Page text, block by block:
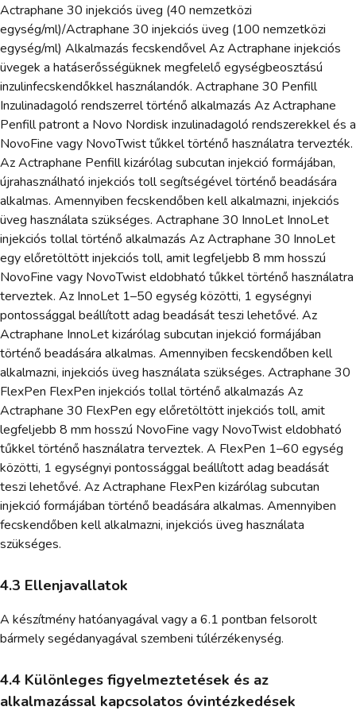
Actraphane 30 injekciós üveg (40 nemzetközi
egység/ml)/Actraphane 30 injekciós üveg (100 nemzetközi
egység/ml) Alkalmazás fecskendővel Az Actraphane injekciós
üvegek a hatáserősségüknek megfelelő egységbeosztású
inzulinfecskendőkkel használandók. Actraphane 30 Penfill
Inzulinadagoló rendszerrel történő alkalmazás Az Actraphane
Penfill patront a Novo Nordisk inzulinadagoló rendszerekkel és a
NovoFine vagy NovoTwist tűkkel történő használatra tervezték.
Az Actraphane Penfill kizárólag subcutan injekció formájában,
újrahasználható injekciós toll segítségével történő beadására
alkalmas. Amennyiben fecskendőben kell alkalmazni, injekciós
üveg használata szükséges. Actraphane 30 InnoLet InnoLet
injekciós tollal történő alkalmazás Az Actraphane 30 InnoLet
egy előretöltött injekciós toll, amit legfeljebb 8 mm hosszú
NovoFine vagy NovoTwist eldobható tűkkel történő használatra
terveztek. Az InnoLet 1–50 egység közötti, 1 egységnyi
pontossággal beállított adag beadását teszi lehetővé. Az
Actraphane InnoLet kizárólag subcutan injekció formájában
történő beadására alkalmas. Amennyiben fecskendőben kell
alkalmazni, injekciós üveg használata szükséges. Actraphane 30
FlexPen FlexPen injekciós tollal történő alkalmazás Az
Actraphane 30 FlexPen egy előretöltött injekciós toll, amit
legfeljebb 8 mm hosszú NovoFine vagy NovoTwist eldobható
tűkkel történő használatra terveztek. A FlexPen 1–60 egység
közötti, 1 egységnyi pontossággal beállított adag beadását
teszi lehetővé. Az Actraphane FlexPen kizárólag subcutan
injekció formájában történő beadására alkalmas. Amennyiben
fecskendőben kell alkalmazni, injekciós üveg használata
szükséges.
4.3 Ellenjavallatok
A készítmény hatóanyagával vagy a 6.1 pontban felsorolt
bármely segédanyagával szembeni túlérzékenység.
4.4 Különleges figyelmeztetések és az
alkalmazással kapcsolatos óvintézkedések